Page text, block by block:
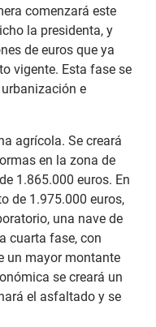
comenzará este
la presidenta, y
de euros que ya
vigente. Esta fase se
e
agrícola. Se creará
en la zona de
1.865.000 euros. En
de 1.975.000 euros,
una nave de
cuarta fase, con
un mayor montante
se creará un
el asfaltado y se